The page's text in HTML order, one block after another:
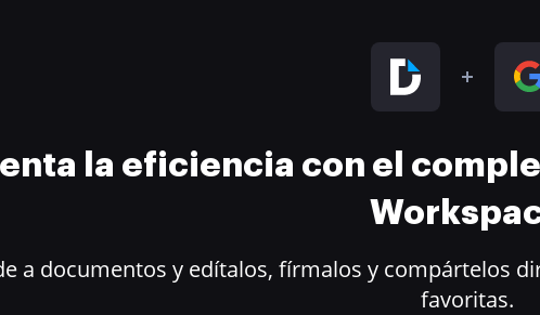
la eficiencia con el
a documentos y edítalos, fírmalos y compártelos
favoritas.